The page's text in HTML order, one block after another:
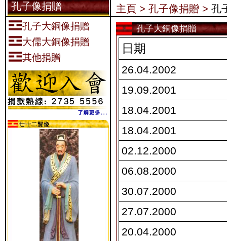
孔子像捐贈
孔子大銅像捐贈
大儒大銅像捐贈
其他捐贈
主頁 > 孔子像捐贈 > 孔
孔子大銅像捐贈
日期
26.04.2002
19.09.2001
18.04.2001
18.04.2001
02.12.2000
06.08.2000
30.07.2000
27.07.2000
20.04.2000